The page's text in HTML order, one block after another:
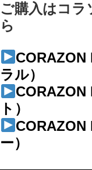
ご購入はコ
ら
CORAZON
ラル）
CORAZON
ト）
CORAZON
ー）